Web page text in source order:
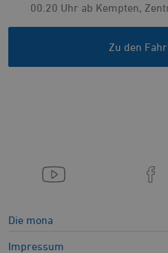
00.20 Uhr ab Kempten,
Zu den
Die mona
Impressum